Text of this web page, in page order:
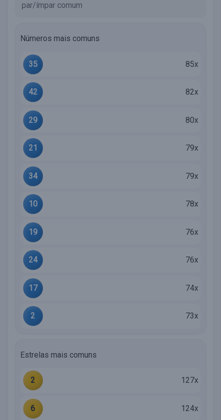
par/ímpar comum
Números mais comuns
35 85x
42 82x
29 80x
21 79x
34 79x
10 78x
19 76x
24 76x
17 74x
2 73x
Estrelas mais comuns
2 127x
6 124x